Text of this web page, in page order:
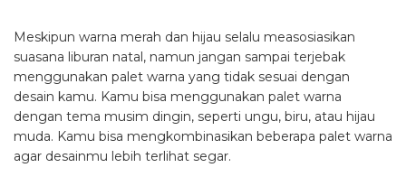
Meskipun warna merah dan hijau selalu measosiasikan
suasana liburan natal, namun jangan sampai terjebak
menggunakan palet warna yang tidak sesuai dengan
desain kamu. Kamu bisa menggunakan palet warna
dengan tema musim dingin, seperti ungu, biru, atau hijau
muda. Kamu bisa mengkombinasikan beberapa palet warna
agar desainmu lebih terlihat segar.